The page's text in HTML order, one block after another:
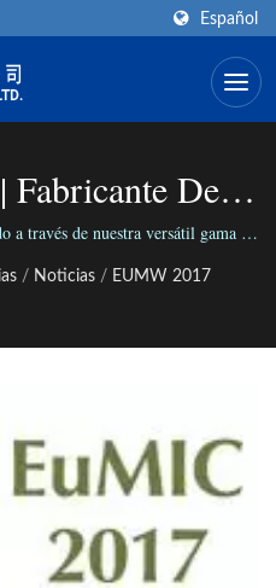
Español
De
De 2.4mm
JIANG
a través de nuestra versátil gama de
con nuestro negocio confiable.
/ Noticias / EUMW 2017